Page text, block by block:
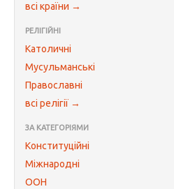
всі країни →
РЕЛІГІЙНІ
Католичні
Мусульманські
Православні
всі релігії →
ЗА КАТЕГОРІЯМИ
Конституційні
Міжнародні
ООН